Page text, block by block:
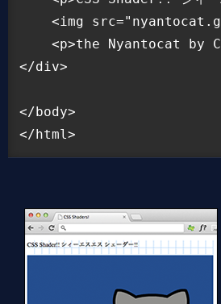
<img
<p>the Nyantocat by
</div>
</body>